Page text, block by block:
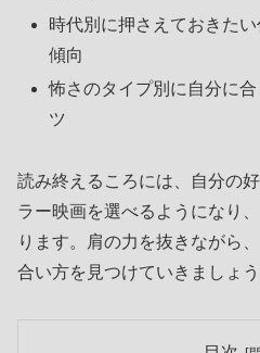
時代別に押さえておきた
傾向
怖さのタイプ別に自分に
ツ
読み終えるころには、自分の
ラー映画を選べるようになり
ります。肩の力を抜きながら
合い方を見つけていきましょう